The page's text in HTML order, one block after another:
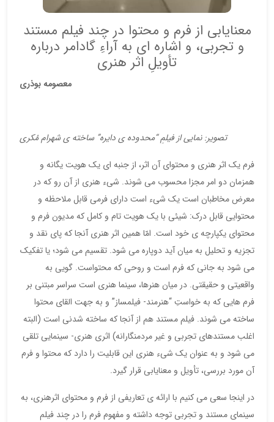
معنایابی از فرم و محتوا در چند فیلم مستند
و تجربی، و اشاره ای به آراءِ گادامر درباره
تأویلِ اثر هنری
معصومه بوذری
تصویر: نمایی از فیلمِ “محدوده ی دایره” ساخته ی شهرام مُکری
فرم یک اثر هنری و محتوای آن اثر، از جنبه ای یک هویت یگانه و
همزمان دو امر مجزا محسوب می شوند. شیء هنری از آن رو که در
معرض مخاطبان است یک شیء است دارای فرمی قابل ملاحظه و
محتوایی قابل درک: شیئی با یک هویت تام و کامل که مدیون فرم و
محتوای یکپارچه ی خود است. امّا همین اثر هنری آنجا که پای نقد و
تجزیه و تحلیل به میان آید دوپاره می شود. تقسیم می شود؛ یا تفکیک
می شود به جانی که فرم است و روحی که محتواست. گویی به
واقعیتی و حقیقتی. در میان هنرها، سینما هنری است سراسر مبتنی بر
فرم هایی که به خواستِ “هنرمند- فیلمساز” و به جهت القای محتوا
ساخته می شوند. فیلم مستند هم از آنجا که ساخته شدنی است (البته
اغلب مستندهای تجربی و غیر مردمنگارانه) اثری هنری- سینمایی تلقی
می شود و به عنوان یک شیء هنری این قابلیت را دارد که محتوا و فرم
آن مورد بررسی، تأویل و معنایابی قرار گیرد.
در اینجا سعی می کنیم با ارائه ی تعاریفی از فرم و محتوای اثرهنری، به
سینمای مستند و تجربی توجه داشته و مفهوم فرم را در چند فیلم